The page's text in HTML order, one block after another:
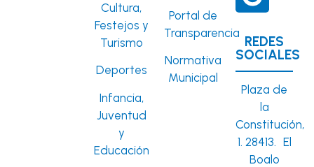
Cultura,
Festejos y
Turismo
Deportes
Infancia,
Juventud
y
Educación
Portal de
Transparencia
Normativa
Municipal
REDES
SOCIALES
Plaza de
la
Constitución,
1. 28413. El
Boalo